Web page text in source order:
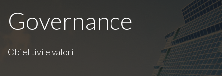
Governance
Obiettivi e valori